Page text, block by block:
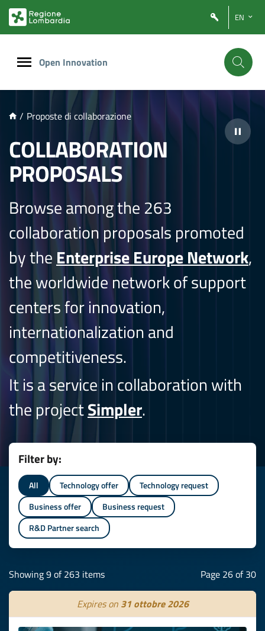
PRINCIPALE
EN
Open Innovation
/ Proposte di collaborazione
COLLABORATION
PROPOSALS
Browse among the 263
collaboration proposals promoted
by the Enterprise Europe Network,
the worldwide network of support
centers for innovation,
internationalization and
competitiveness.
It is a service in collaboration with
the projectSimpler.
Filter by:
All Technology offer
Technology request
Business offer
Business request
R&D Partner search
Showing 9 of 263 items Page 26 of 30
Expires on 31 ottobre 2026